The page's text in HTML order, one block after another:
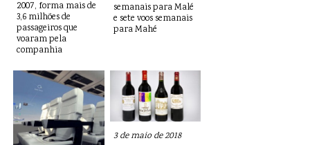
2007, forma mais de
3,6 milhões de
passageiros que
voaram pela
companhia
semanais para Malé
e sete voos semanais
para Mahé
3 de maio de 2018